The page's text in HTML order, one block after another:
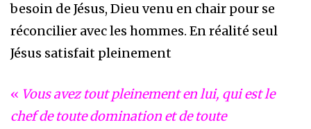
besoin de Jésus, Dieu venu en chair pour se
réconcilier avec les hommes. En réalité seul
Jésus satisfait pleinement
« Vous avez tout pleinement en lui, qui est le
chef de toute domination et de toute